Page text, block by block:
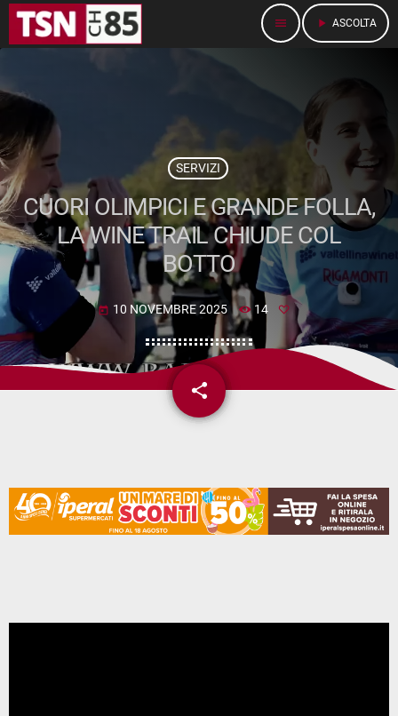
menu play_arrow ASCOLTA
SERVIZI
CUORI OLIMPICI E GRANDE FOLLA,
LA WINE TRAIL CHIUDE COL
BOTTO
today 10 NOVEMBRE 2025 14
share
email